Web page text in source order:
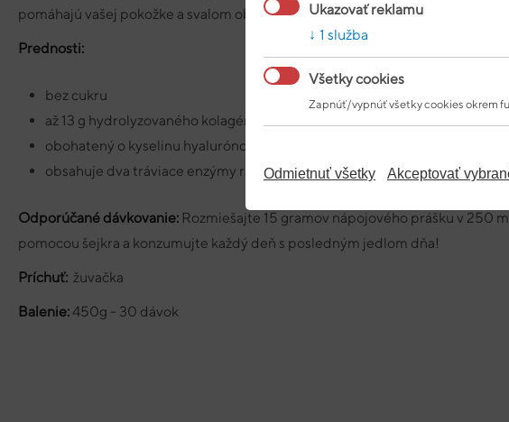
pomáhajú vašej pokožke a svalom obnovovať a regenerovať sa, zatiaľ čo vy
Prednosti:
bez cukru
až 13 g hydrolyzovaného kolagénu v jednej dávke
obohatený o kyselinu hyalurónovú a vitamín C
obsahuje dva tráviace enzýmy rastlinného pôvodu
Odporúčané dávkovanie: Rozmiešajte 15 gramov nápojového prášku v 250
pomocou šejkra a konzumujte každý deň s posledným jedlom dňa!
Príchuť: žuvačka
Balenie:450g - 30 dávok
Ukazovať reklamu
1 služba
Všetky cookies
Zapnúť/vypnúť všetky cookies okrem
Odmietnuť všetky Akceptovať